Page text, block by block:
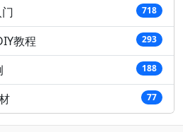
718
教程 293
188
77